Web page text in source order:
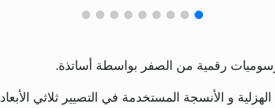
رسوميات رقمية من الصفر بواسطة أساتذة.
و الأنسجة المستخدمة في التصيير ثلاثي الأبعاد